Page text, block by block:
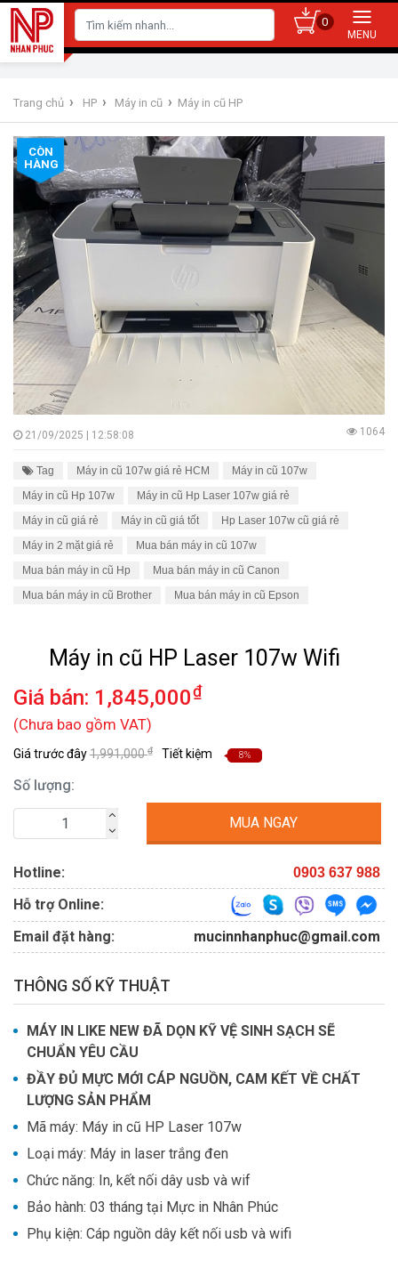
0
Trang chủ › HP › Máy in cũ › Máy in cũ HP
CÒN
HÀNG
21/09/2025 | 12:58:08 1064
Tag Máy in cũ 107w giá rẻ HCM
Máy in cũ 107w
Máy in cũ Hp 107w
Máy in cũ Hp Laser 107w giá rẻ
Máy in cũ giá rẻ
Máy in cũ giá tốt
Hp Laser 107w cũ giá rẻ
Máy in 2 mặt giá rẻ
Mua bán máy in cũ 107w
Mua bán máy in cũ Hp
Mua bán máy in cũ Canon
Mua bán máy in cũ Brother
Mua bán máy in cũ Epson
Máy in cũ HP Laser 107w Wifi
Giá bán: 1,845,000₫
(Chưa bao gồm VAT)
Giá trước đây1,991,000₫ Tiết kiệm 8%
Số lượng:
MUA NGAY
Hotline: 0903 637 988
Hỗ trợ Online:
Email đặt hàng:
mucinnhanphuc@gmail.com
THÔNG SỐ KỸ THUẬT
MÁY IN LIKE NEW ĐÃ DỌN KỸ VỆ SINH SẠCH SẼ
CHUẨN YÊU CẦU
ĐẦY ĐỦ MỰC MỚI CÁP NGUỒN, CAM KẾT VỀ CHẤT
LƯỢNG SẢN PHẨM
Mã máy: Máy in cũ HP Laser 107w
Loại máy: Máy in laser trắng đen
Chức năng: In, kết nối dây usb và wif
Bảo hành: 03 tháng tại Mực in Nhân Phúc
Phụ kiện: Cáp nguồn dây kết nối usb và wifi